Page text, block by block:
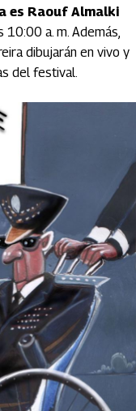
es Raouf Almalki
a. m. Además,
dibujarán en vivo y
del festival.